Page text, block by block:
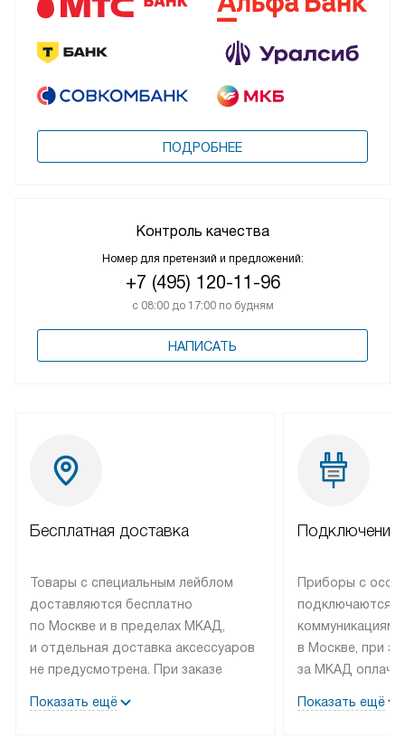
ПОДРОБНЕЕ
Контроль качества
Номер для претензий и предложений:
+7 (495) 120-11-96
с 08:00 до 17:00 по будням
НАПИСАТЬ
Бесплатная доставка
Товары с специальным лейблом
доставляются бесплатно
по Москве и в пределах МКАД,
и отдельная доставка аксессуаров
не предусмотрена. При заказе
рекомендуем обсудить
Показать ещё
Подключение
Приборы с
подключаются к
коммуникациям
в Москве, при
за МКАД
партнера
Показать ещё